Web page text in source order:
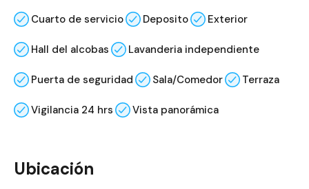
Cuarto de servicio Deposito Exterior
Hall del alcobas Lavanderia independiente
Puerta de seguridad Sala/Comedor Terraza
Vigilancia 24 hrs Vista panorámica
Ubicación